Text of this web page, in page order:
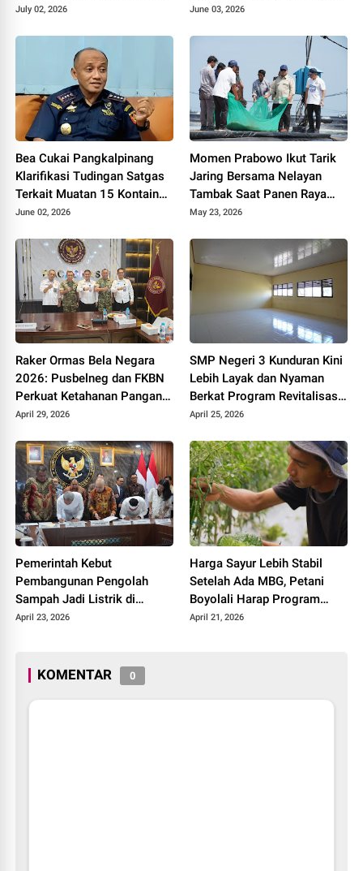
The Spot, Sosialisasikan
July 02, 2026
Sekolah dengan Mudah
June 03, 2026
Bea Cukai Pangkalpinang
Klarifikasi Tudingan Satgas
Terkait Muatan 15 Kontainer
PT PMM: Sudah Layak
June 02, 2026
Momen Prabowo Ikut Tarik
Jaring Bersama Nelayan
Tambak Saat Panen Raya
Udang di Kebumen
May 23, 2026
Raker Ormas Bela Negara
2026: Pusbelneg dan FKBN
Perkuat Ketahanan Pangan
Nasional
April 29, 2026
SMP Negeri 3 Kunduran Kini
Lebih Layak dan Nyaman
Berkat Program Revitalisasi
Sekolah dari Pemerintah
April 25, 2026
Pemerintah Kebut
Pembangunan Pengolah
Sampah Jadi Listrik di
Bekasi, Bogor, hingga
April 23, 2026
Harga Sayur Lebih Stabil
Setelah Ada MBG, Petani
Boyolali Harap Program
Terus Berlanjut
April 21, 2026
KOMENTAR 0